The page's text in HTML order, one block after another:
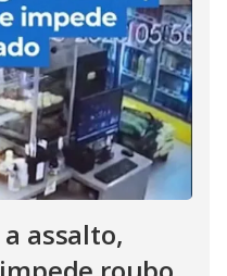
assalto,